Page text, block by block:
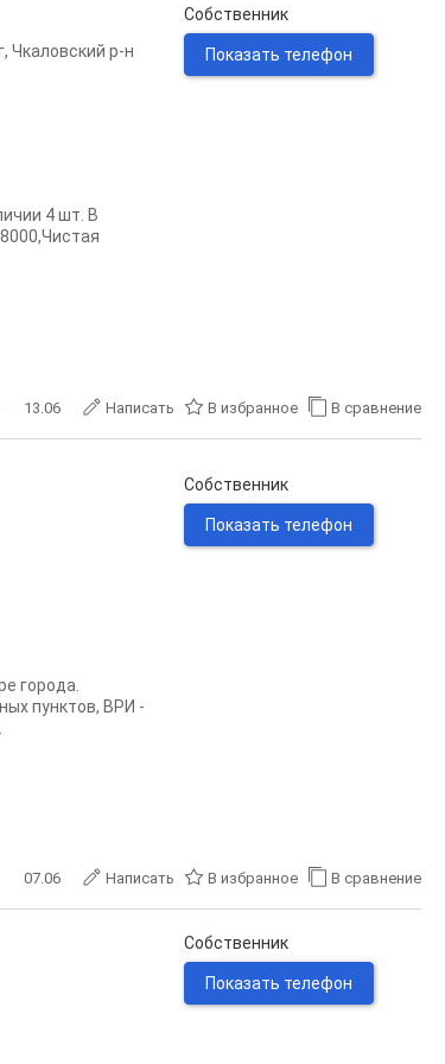
, Чкаловский р-н
4 шт. В
Собственник
Показать телефон
13.06 Написать В избранное В сравнение
города.
пунктов, ВРИ -
Собственник
Показать телефон
07.06 Написать В избранное В сравнение
Собственник
Показать телефон